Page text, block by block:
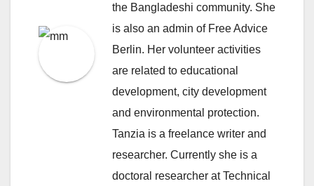
the Bangladeshi community. She
is also an admin of Free Advice
Berlin. Her volunteer activities
are related to educational
development, city development
and environmental protection.
Tanzia is a freelance writer and
researcher. Currently she is a
doctoral researcher at Technical